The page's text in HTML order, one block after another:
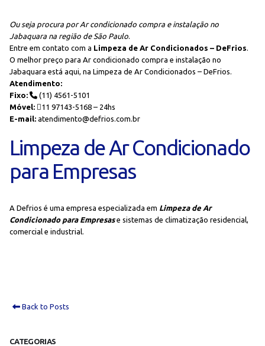
Ou seja procura por Ar condicionado compra e instalação no
Jabaquara na região de São Paulo.
Entre em contato com a Limpeza de Ar Condicionados – DeFrios.
O melhor preço para Ar condicionado compra e instalação no
Jabaquara está aqui, na Limpeza de Ar Condicionados – DeFrios.
Atendimento:
Fixo:
(11) 4561-5101
Móvel:
11 97143-5168 – 24hs
E-mail: atendimento@defrios.com.br
Limpeza de Ar Condicionado
para Empresas
A Defrios é uma empresa especializada em Limpeza de Ar
Condicionado para Empresase sistemas de climatização residencial,
comercial e industrial.
Back to Posts
CATEGORIAS